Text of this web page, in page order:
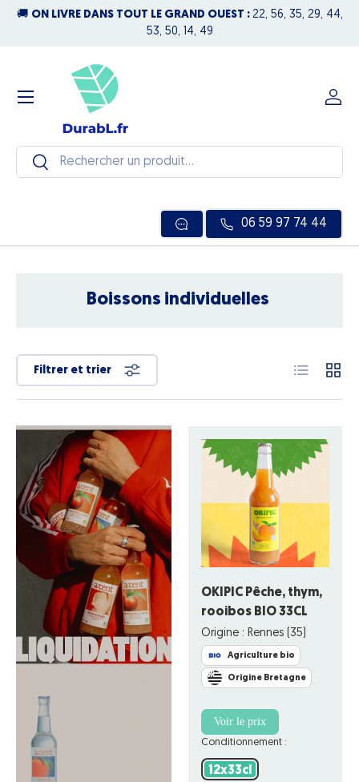
🚚 ON LIVRE DANS TOUT LE GRAND OUEST : 22, 56, 35, 29, 44,
53, 50, 14, 49
Recherche
Rechercher
06 59 97 74 44
Se
Menu
Boissons individuelles
Filtrer et trier Liste Grille
OKIPIC Pêche, thym,
rooibos BIO 33CL
Origine : Rennes (35)
Agriculture bio
Origine Bretagne
Voir le prix
Conditionnement :
12x33cl